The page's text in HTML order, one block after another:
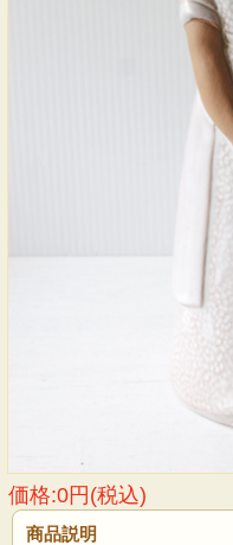
価格:0円(税込)
商品説明